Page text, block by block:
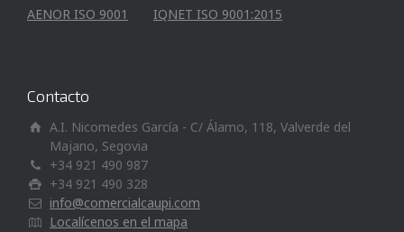
AENOR ISO 9001 IQNET ISO 9001:2015
Contacto
A.I. Nicomedes García - C/ Álamo, 118, Valverde del
Majano, Segovia
+34 921 490 987
+34 921 490 328
info@comercialcaupi.com
Localícenos en el mapa